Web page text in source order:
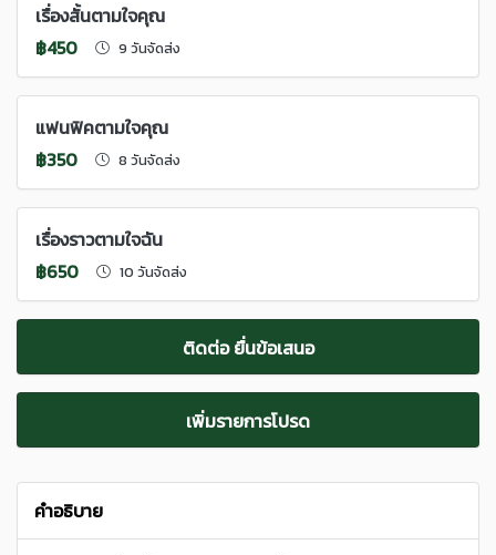
เรื่องสั้นตามใจคุณ
฿450
9 วันจัดส่ง
แฟนฟิคตามใจคุณ
฿350
8 วันจัดส่ง
เรื่องราวตามใจฉัน
฿650
10 วันจัดส่ง
ติดต่อ ยื่นข้อเสนอ
เพิ่มรายการโปรด
คำอธิบาย